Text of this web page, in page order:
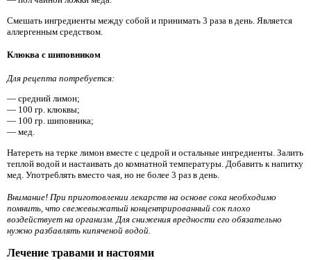
Смешать ингредиенты между собой и принимать 3 раза в день. Является
аллергенным средством.
Клюква с шиповником
Для рецепта потребуется:
— средний лимон;
— 100 гр. клюквы;
— 100 гр. шиповника;
— мед.
Натереть на терке лимон вместе с цедрой и остальные ингредиенты. Залить
теплой водой и настаивать до комнатной температуры. Добавить к напитку
мед. Употреблять вместо чая, но не более 3 раз в день.
Внимание! При приготовлении лекарств на основе сока необходимо
помнить, что свежевыжатый концентрированный сок плохо
воздействует на организм. Для снижения вредности его обязательно
нужно разбавлять кипяченой водой.
Лечение травами и настоями